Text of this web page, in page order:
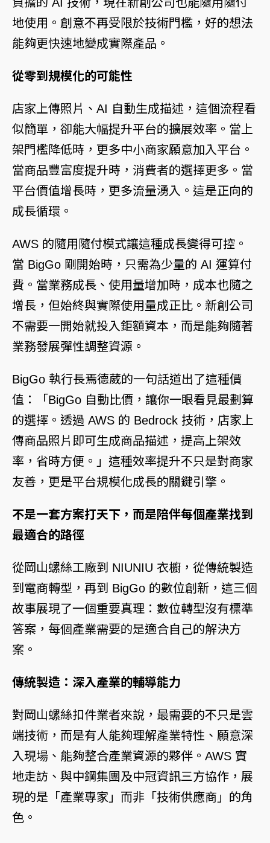
地使用。創意不再受限於技術門檻，好的想法
能夠更快速地變成實際產品。
從零到規模化的可能性
店家上傳照片、AI 自動生成描述，這個流程看
似簡單，卻能大幅提升平台的擴展效率。當上
架門檻降低時，更多中小商家願意加入平台。
當商品豐富度提升時，消費者的選擇更多。當
平台價值增長時，更多流量湧入。這是正向的
成長循環。
AWS 的隨用隨付模式讓這種成長變得可控。
當 BigGo 剛開始時，只需為少量的 AI 運算付
費。當業務成長、使用量增加時，成本也隨之
增長，但始終與實際使用量成正比。新創公司
不需要一開始就投入鉅額資本，而是能夠隨著
業務發展彈性調整資源。
BigGo 執行長焉德葳的一句話道出了這種價
值：「BigGo 自動比價，讓你一眼看見最劃算
的選擇。透過 AWS 的 Bedrock 技術，店家上
傳商品照片即可生成商品描述，提高上架效
率，省時方便。」這種效率提升不只是對商家
友善，更是平台規模化成長的關鍵引擎。
不是一套方案打天下，而是陪伴每個產業找到
最適合的路徑
從岡山螺絲工廠到 NIUNIU 衣櫥，從傳統製造
到電商轉型，再到 BigGo 的數位創新，這三個
故事展現了一個重要真理：數位轉型沒有標準
答案，每個產業需要的是適合自己的解決方
案。
傳統製造：深入產業的輔導能力
對岡山螺絲扣件業者來說，最需要的不只是雲
端技術，而是有人能夠理解產業特性、願意深
入現場、能夠整合產業資源的夥伴。AWS 實
地走訪、與中鋼集團及中冠資訊三方協作，展
現的是「產業專家」而非「技術供應商」的角
色。